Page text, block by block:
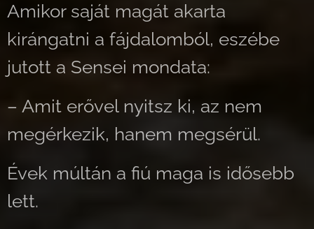
Amikor saját magát akarta
kirángatni a fájdalomból, eszébe
jutott a Sensei mondata:
– Amit erővel nyitsz ki, az nem
megérkezik, hanem megsérül.
Évek múltán a fiú maga is idősebb
lett.